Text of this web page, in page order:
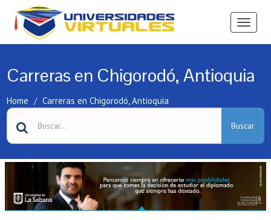
Ver
Carreras en Chigorodó, Antioquia
Home Carreras en Chigorodó, Antioquia
Buscar